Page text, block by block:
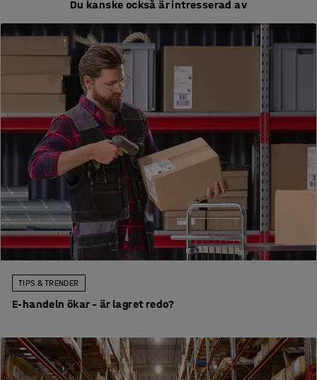
Du kanske också är intresserad av
TIPS & TRENDER
E-handeln ökar – är lagret redo?